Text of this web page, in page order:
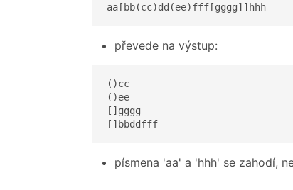
aa[bb(cc)dd(ee)fff[gggg]]hhh
převede na výstup:
()cc
()ee
[]gggg
[]bbddfff
písmena 'aa' a 'hhh' se zahodí,